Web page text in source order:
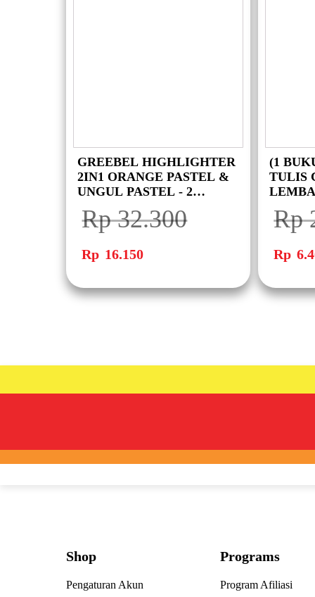
GREEBEL HIGHLIGHTER
2IN1 ORANGE PASTEL &
UNGUL PASTEL - 2
Rp32.300
Harga
aslinya
adalah:
Rp 16.150ini
(1
TULIS
TULIS
Rp
Harga
aslinya
adalah:
Rp
Shop
Pengaturan Akun
Programs
Program Afiliasi